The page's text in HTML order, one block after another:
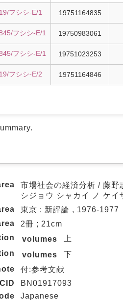
フシシ-E/1 19751164835
フシシ-E/1 19750983061
フシシ-E/1 19751023253
フシシ-E/2 19751164846
市場社会の経済分析 / 藤野
シジョウ シャカイ ノ ケイ
東京 : 新評論 , 1976-1977
2冊 ; 21cm
volumes
上
volumes
下
付:参考文献
BN01917093
Japanese